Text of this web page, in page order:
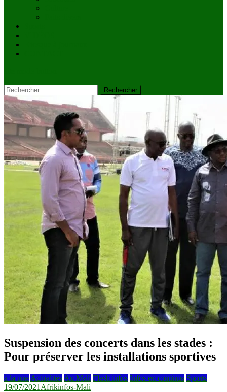
Rechercher :
Suspension des concerts dans les stades :
Pour préserver les installations sportives
à la une Actualités Au Mali Flash infos Infos en continus Sports
19/07/2021 Afrikinfos-Mali